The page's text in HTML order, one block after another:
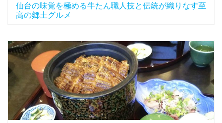
仙台の味覚を極める牛たん職人技と伝統が織りなす至
高の郷土グルメ